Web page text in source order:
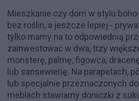
Mieszkanie czy dom w stylu
bez roślin, a jeszcze lepiej -
tylko mamy na to odpowiednią
zainwestować w dwa, trzy
monsterę, palmę, figowca,
lub sansewierię. Na parapetach,
lub specjalnie przeznaczonych
meblach stawiamy doniczki z